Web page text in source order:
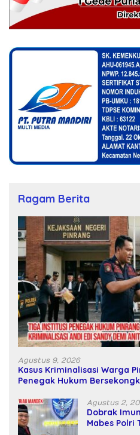
Ragam Berita
Agustus 9, 2026
Kasus Kriminalisasi Warga
Penegak Hukum
Agustus 2,
Dobrak
Mabes Polri